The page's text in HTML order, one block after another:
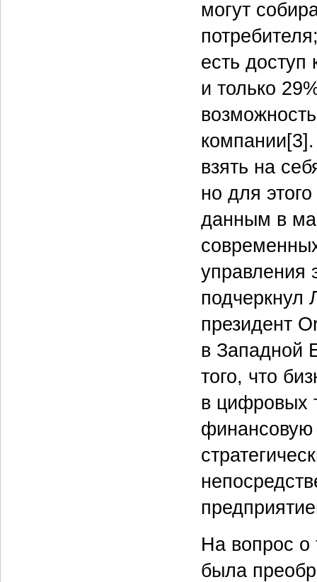
могут
есть
и только
взять на
но для
данным в
управления
подчеркнул
президент
в Западной
того, что
в цифровых
финансовую
На вопрос о
была